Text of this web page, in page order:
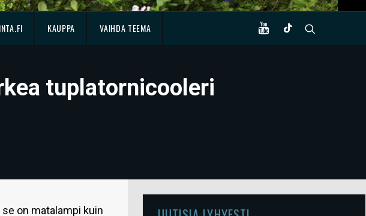
KAUPPA VAIHDA TEEMA
tuplatornicooleri
on matalampi kuin